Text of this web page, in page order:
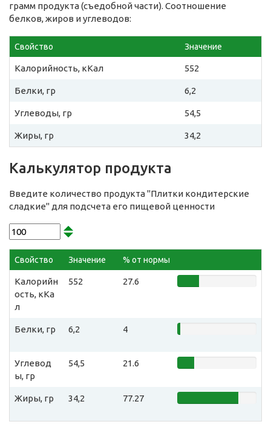
грамм продукта (съедобной части). Соотношение
белков, жиров и углеводов:
Свойство Значение
Калорийность, кКал 552
Белки, гр 6,2
Углеводы, гр 54,5
Жиры, гр 34,2
Калькулятор продукта
Введите количество продукта "Плитки кондитерские
сладкие" для подсчета его пищевой ценности
Свойство Значение % от нормы
Калорийн
ость, кКа
л
552 27.6
Белки, гр 6,2 4
Углевод
ы, гр
54,5 21.6
Жиры, гр 34,2 77.27